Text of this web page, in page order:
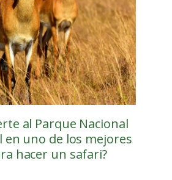
al Parque Nacional
en uno de los mejores
hacer un safari?